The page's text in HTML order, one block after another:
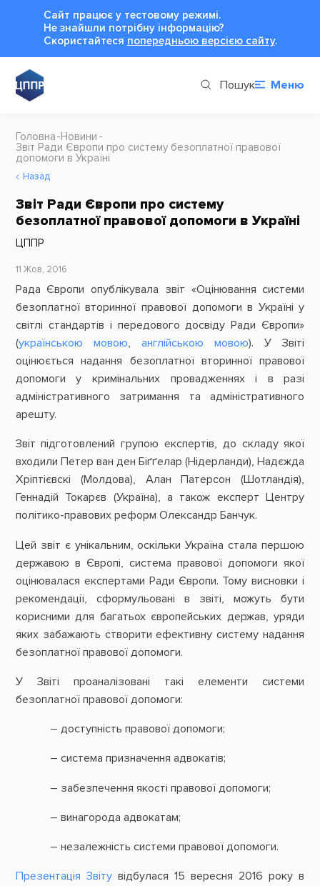
Сайт працює у тестовому режимі.
Не знайшли потрібну інформацію?
Cкористайтеся попередньою версією сайту.
Пошук Меню
Головна Новини
Звіт Ради Європи про систему безоплатної правової
допомоги в Україні
Назад
Звіт Ради Європи про систему
безоплатної правової допомоги в Україні
ЦППР
11 Жов, 2016
Рада Європи опублікувала звіт «Оцінювання системи
безоплатної вторинної правової допомоги в Україні у
світлі стандартів і передового досвіду Ради Європи»
(українською мовою, англійською мовою). У Звіті
оцінюється надання безоплатної вторинної правової
допомоги у кримінальних провадженнях і в разі
адміністративного затримання та адміністративного
арешту.
Звіт підготовлений групою експертів, до складу якої
входили Петер ван ден Біґґелар (Нідерланди), Надєжда
Хріптієвскі (Молдова), Алан Патерсон (Шотландія),
Геннадій Токарєв (Україна), а також експерт Центру
політико-правових реформ Олександр Банчук.
Цей звіт є унікальним, оскільки Україна стала першою
державою в Європі, система правової допомоги якої
оцінювалася експертами Ради Європи. Тому висновки і
рекомендації, сформульовані в звіті, можуть бути
корисними для багатьох європейських держав, уряди
яких забажають створити ефективну систему надання
безоплатної правової допомоги.
У Звіті проаналізовані такі елементи системи
безоплатної правової допомоги:
– доступність правової допомоги;
– система призначення адвокатів;
– забезпечення якості правової допомоги;
– винагорода адвокатам;
– незалежність системи правової допомоги.
Презентація Звітувідбулася 15 вересня 2016 року в